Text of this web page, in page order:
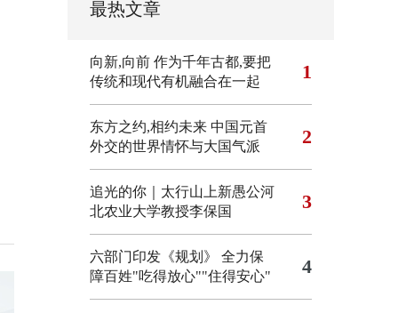
最热文章
向新,向前 作为千年古都,要把
传统和现代有机融合在一起
1
东方之约,相约未来 中国元首
外交的世界情怀与大国气派
2
追光的你｜太行山上新愚公河
北农业大学教授李保国
3
六部门印发《规划》 全力保
障百姓"吃得放心""住得安心"
4